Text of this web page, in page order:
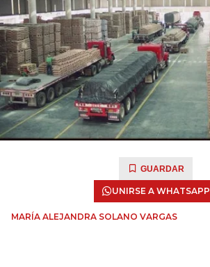
GUARDAR
UNIRSE A WHATSAPP
MARÍA ALEJANDRA SOLANO VARGAS